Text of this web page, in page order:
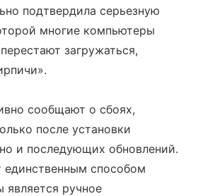
подтвердила серьезную
многие компьютеры
загружаться,
сообщают о сбоях,
после установки
но и последующих обновлений.
способом
ручное